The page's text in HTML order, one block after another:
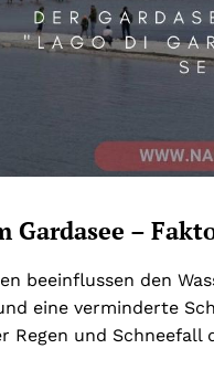
Gardasee –
beeinflussen den
eine verminderte
Regen und Schneefall